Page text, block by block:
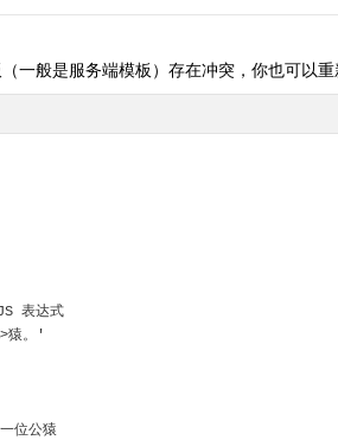
一般是服务端模板）存在冲突，你也可以重
表达式
猿。'
位公猿